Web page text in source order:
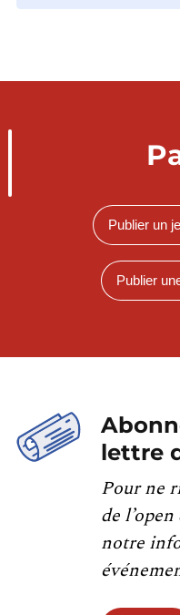
Publier un
Publier
lettre
Pour ne
de
notre